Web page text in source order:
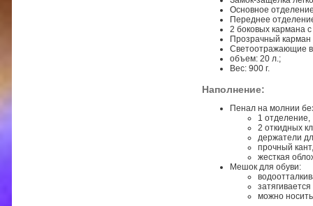
Основное
Переднее
2 боковых кармана
Прозрачный
Светоотражающие
объем: 20 л.;
Вес: 900 г.
Наполнение:
Пенал на молнии
1 отделение,
2 откидных
держатели
прочный кант,
жесткая
Мешок для обуви:
можно